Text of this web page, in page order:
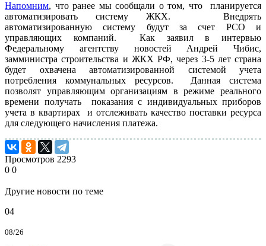
Напомним, что ранее мы сообщали о том, что планируется
автоматизировать систему ЖКХ. Внедрять
автоматизированную систему будут за счет РСО и
управляющих компаний. Как заявил в интервью
Федеральному агентству новостей Андрей Чибис,
замминистра строительства и ЖКХ РФ, через 3-5 лет страна
будет охвачена автоматизированной системой учета
потребления коммунальных ресурсов. Данная система
позволят управляющим организациям в режиме реального
времени получать показания с индивидуальных приборов
учета в квартирах и отслеживать качество поставки ресурса
для следующего начисления платежа.
Просмотров 2293
0 0
Другие новости по теме
04
08/26